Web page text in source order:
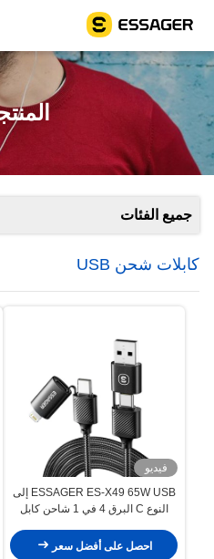
جميع الفئات
كابلات شحن USB
فيديو
ESSAGER ES-X49 65W USB إلى
النوع C البرق 4 في 1 شاحن كابل
احصل على أفضل سعر